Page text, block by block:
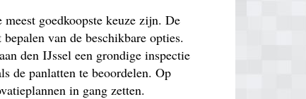
goedkoopste keuze zijn. De
van de beschikbare opties.
den IJssel een grondige inspectie
de panlatten te beoordelen. Op
in gang zetten.